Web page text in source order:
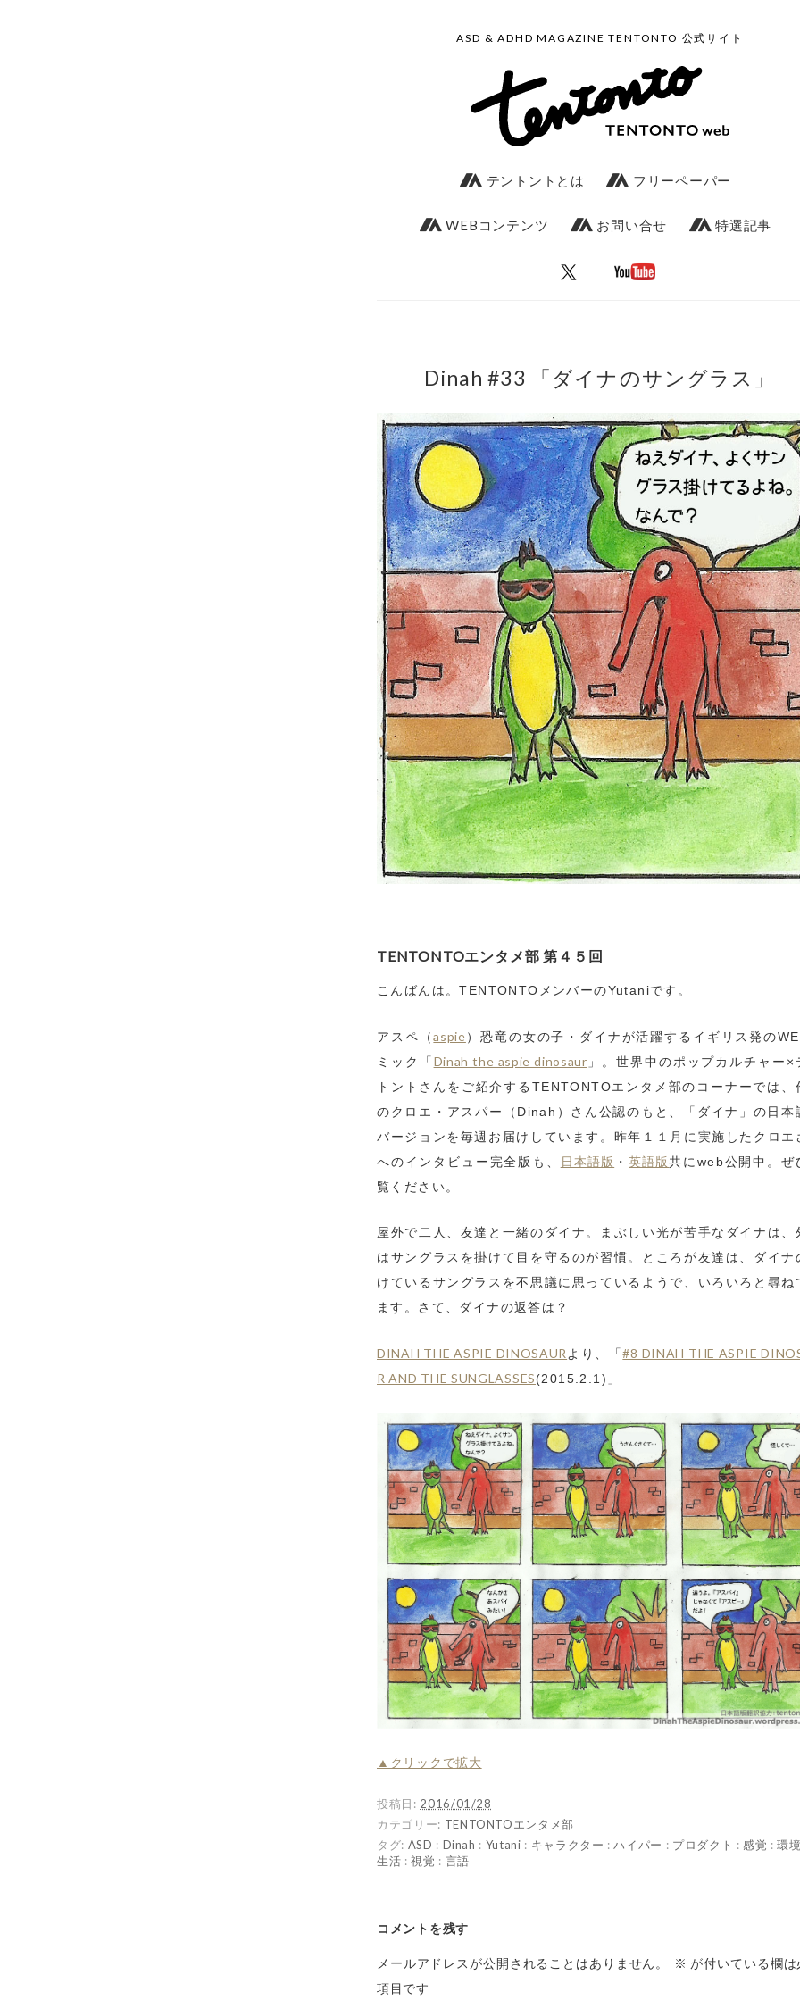
ASD & ADHD MAGAZINE TENTONTO 公式サイト
テントントとは フリーペーパー
WEBコンテンツ お問い合せ 特選記事
Dinah #33 「ダイナのサングラス」
TENTONTOエンタメ部 第４５回
こんばんは。TENTONTOメンバーのYutaniです。
アスペ（aspie）恐竜の女の子・ダイナが活躍するイギリス発の
ミック「Dinah the aspie dinosaur 」。世界中のポップカルチャー×
トントさんをご紹介するTENTONTOエンタメ部のコーナーでは、
のクロエ・アスパー（Dinah）さん公認のもと、「ダイナ」の日本
バージョンを毎週お届けしています。昨年１１月に実施したクロエ
へのインタビュー完全版も、
日本語版 ・英語版共にweb公開中。ぜ
覧ください。
屋外で二人、友達と一緒のダイナ。まぶしい光が苦手なダイナは、
はサングラスを掛けて目を守るのが習慣。ところが友達は、ダイナ
けているサングラスを不思議に思っているようで、いろいろと尋ね
ます。さて、ダイナの返答は？
DINAH THE ASPIE DINOSAUR より、「#8 DINAH THE ASPIE
R AND THE SUNGLASSES(2015.2.1)」
▲クリックで拡大
投稿日: 2016/01/28
カテゴリー: TENTONTOエンタメ部
タグ: ASD : Dinah : Yutani : キャラクター :ハイパー : プロダクト : 感覚 :環
生活 :視覚 : 言語
コメントを残す
メールアドレスが公開されることはありません。 ※ が付いている欄は
項目です